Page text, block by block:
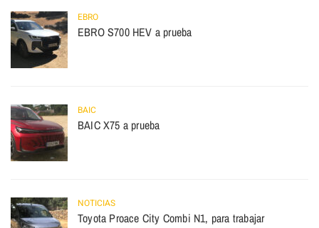
EBRO
EBRO S700 HEV a prueba
BAIC
BAIC X75 a prueba
NOTICIAS
Toyota Proace City Combi N1, para trabajar